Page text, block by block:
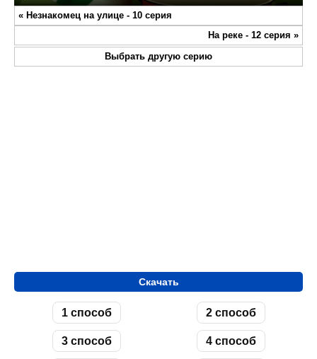
Play Mute Settings
Enter
« Незнакомец на улице - 10 серия
На реке - 12 серия »
Выбрать другую серию
Скачать
1 способ 2 способ
3 способ 4 способ